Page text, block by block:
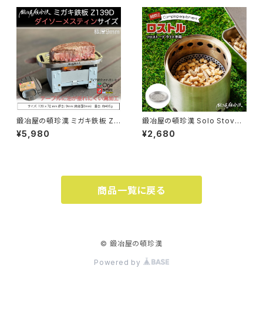
鍛冶屋の頓珍漢 ミガキ鉄板 Z1
39D ダイソー メスティンサイズ
9mm厚 特製ハンドル付き
¥5,980
鍛冶屋の頓珍漢 Solo Stove L
ite ソロストーブ ライト 専用 ロ
ストル 日本製
¥2,680
商品一覧に戻る
© 鍛冶屋の頓珍漢
Powered by